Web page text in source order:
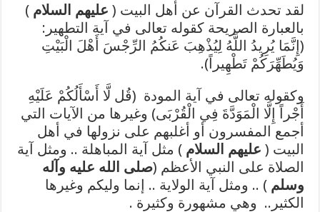
لقد تحدث القرآن عن أهل البيت ( عليهم السلام )
بالعبارة الصريحة كقوله تعالى في آية التطهير:
(إِنَّمَا يُرِيدُ اللَّهُ لِيُذْهِبَ عَنكُمُ الرِّجْسَ أَهْلَ الْبَيْتِ
وَيُطَهِّرَكُمْ تَطْهِيراً).
وكقوله تعالى في آية المودة (قُل لَّا أَسْأَلُكُمْ عَلَيْهِ
أَجْراً إِلَّا الْمَوَدَّةَ فِي الْقُرْبَى) وغيرها من الآيات التي
أجمع المفسرون أو أغلبهم على نزولها في أهل
البيت ( عليهم السلام ) مثل آية المباهلة .. ومثل آية
الصلاة على النبي الأعظم (صلى الله عليه وآله
وسلم ) .. ومثل آية الولاية .. إنما وليكم وغيرها
الكثير.. وهي مشهورة وكثيرة .